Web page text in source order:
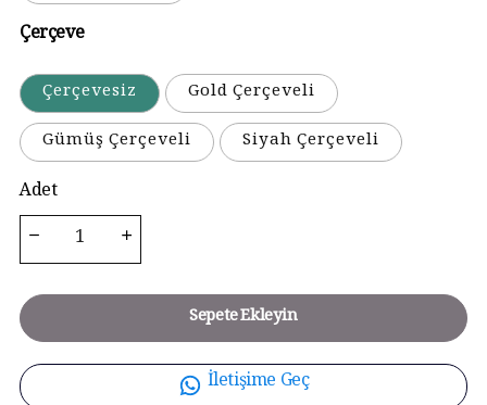
Çerçeve
Çerçevesiz
Gold Çerçeveli
Gümüş Çerçeveli
Siyah Çerçeveli
Adet
Sepete Ekleyin
İletişime Geç